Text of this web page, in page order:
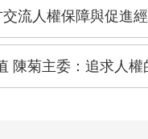
流人權保障與促進
陳菊主委：追求人